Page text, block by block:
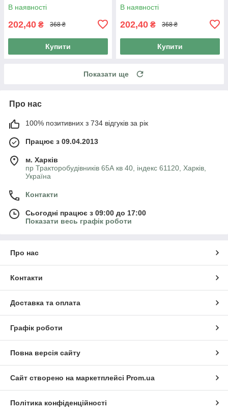
В наявності
202,40 ₴ 368 ₴
Купити
В наявності
202,40 ₴ 368 ₴
Купити
Показати ще
Про нас
100% позитивних з 734 відгуків за рік
Працює з 09.04.2013
м. Харків
пр Тракторобудівників 65А кв 40, індекс 61120, Харків,
Україна
Контакти
Сьогодні працює з 09:00 до 17:00
Показати весь графік роботи
Про нас
Контакти
Доставка та оплата
Графік роботи
Повна версія сайту
Сайт створено на маркетплейсі Prom.ua
Політика конфіденційності